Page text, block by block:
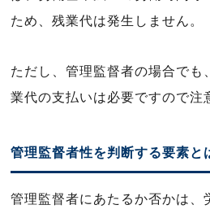
ため、残業代は発生しません。
ただし、管理監督者の場合でも
業代の支払いは必要ですので注
管理監督者性を判断する要素と
管理監督者にあたるか否かは、